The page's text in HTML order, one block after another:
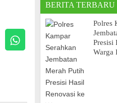
BERITA TERBARU
Polres
Presisi
Warga